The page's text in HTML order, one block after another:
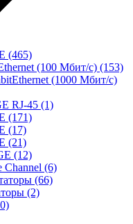
(465)
(100 Мбит/с) (153)
(1000 Мбит/с)
RJ-45 (1)
(171)
(17)
(21)
(12)
Channel (6)
(66)
(2)